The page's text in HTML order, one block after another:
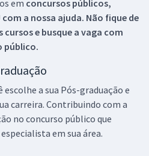
em concursos públicos,
com a nossa ajuda. Não fique de
e busque a vaga com
público.
escolhe a sua Pós-graduação e
carreira. Contribuindo com a
no concurso público que
em sua área.